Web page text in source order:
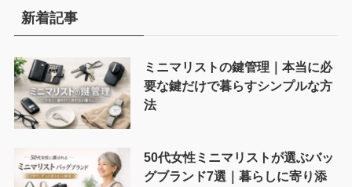
新着記事
ミニマリストの鍵管理｜本当に必
要な鍵だけで暮らすシンプルな方
法
50代女性ミニマリストが選ぶバッ
グブランド7選｜暮らしに寄り添